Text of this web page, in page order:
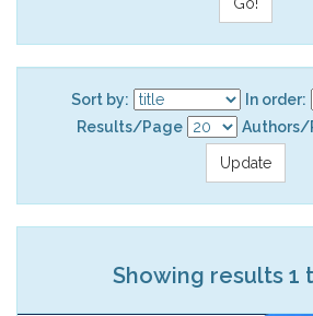
Sort by:
In order:
Results/Page
Authors/
Showing results 1